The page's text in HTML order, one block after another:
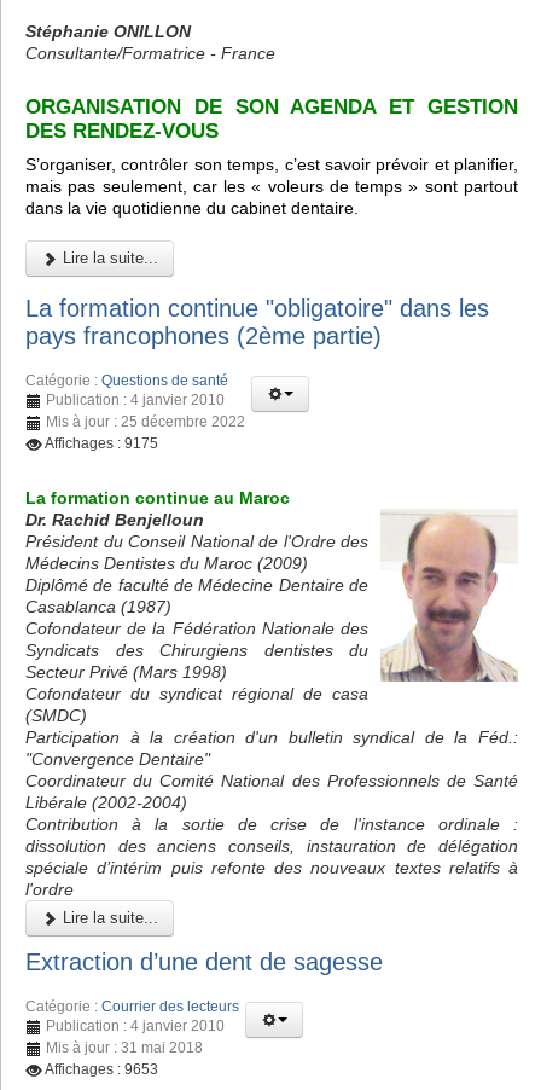
Stéphanie ONILLON
Consultante/Formatrice - France
ORGANISATION DE SON AGENDA ET GESTION
DES RENDEZ-VOUS
S’organiser, contrôler son temps, c’est savoir prévoir et planifier,
mais pas seulement, car les « voleurs de temps » sont partout
dans la vie quotidienne du cabinet dentaire.
Lire la suite...
La formation continue "obligatoire" dans les
pays francophones (2ème partie)
Catégorie : Questions de santé
Publication : 4 janvier 2010
Mis à jour : 25 décembre 2022
Affichages : 9175
La formation continue au Maroc
Dr. Rachid Benjelloun
Président du Conseil National de l'Ordre des
Médecins Dentistes du Maroc (2009)
Diplômé de faculté de Médecine Dentaire de
Casablanca (1987)
Cofondateur de la Fédération Nationale des
Syndicats des Chirurgiens dentistes du
Secteur Privé (Mars 1998)
Cofondateur du syndicat régional de casa
(SMDC)
Participation à la création d'un bulletin syndical de la Féd.:
"Convergence Dentaire"
Coordinateur du Comité National des Professionnels de Santé
Libérale (2002-2004)
Contribution à la sortie de crise de l'instance ordinale :
dissolution des anciens conseils, instauration de délégation
spéciale d’intérim puis refonte des nouveaux textes relatifs à
l'ordre
Lire la suite...
Extraction d’une dent de sagesse
Catégorie : Courrier des lecteurs
Publication : 4 janvier 2010
Mis à jour : 31 mai 2018
Affichages : 9653